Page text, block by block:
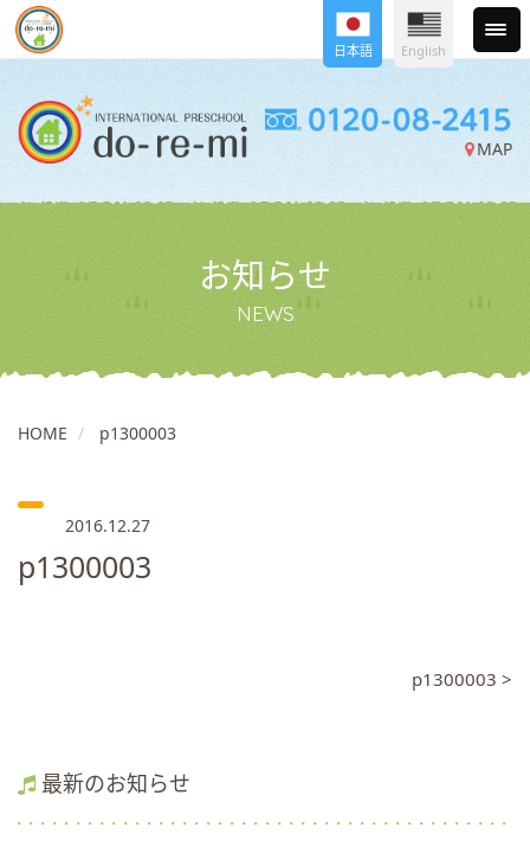
MAP
日本語 English
お知らせ
NEWS
HOME p1300003
2016.12.27
p1300003
p1300003 >
最新のお知らせ